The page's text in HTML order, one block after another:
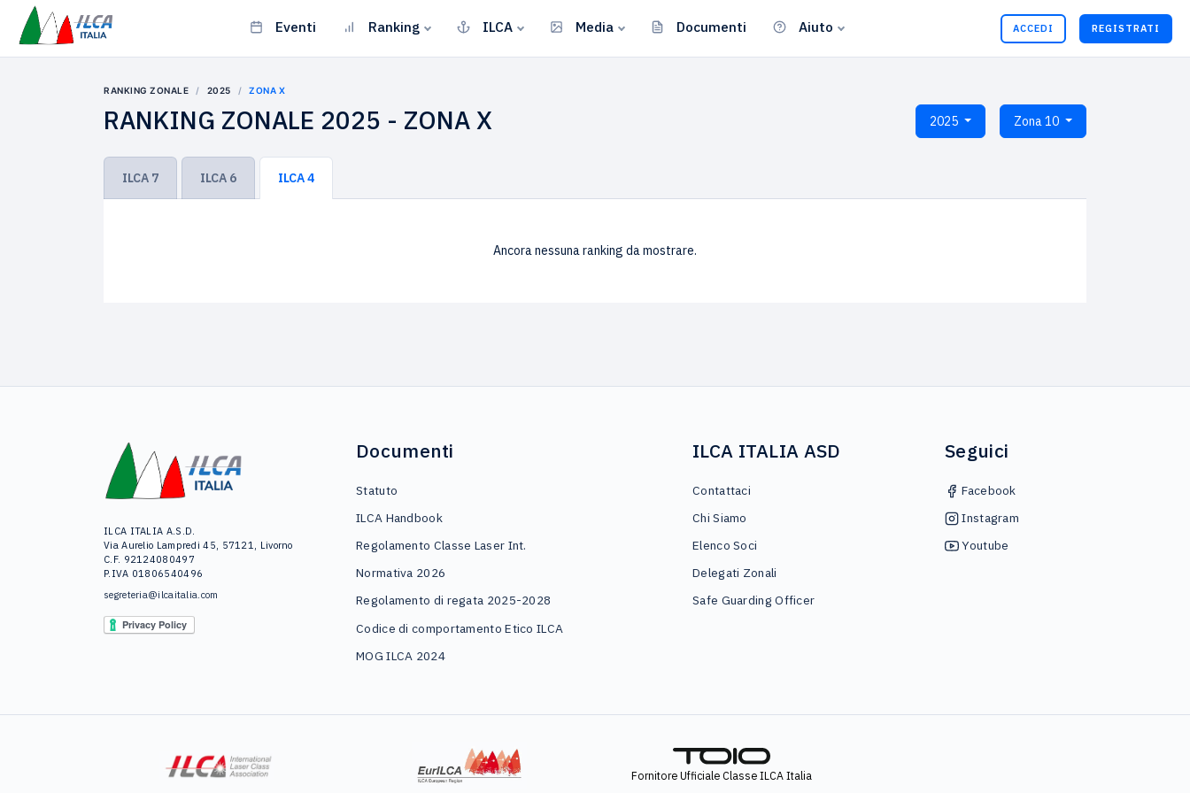
Eventi Ranking ILCA Media Documenti Aiuto ACCEDI REGISTRATI
RANKING ZONALE 2025 ZONA X
RANKING ZONALE 2025 - ZONA X 2025 Zona 10
ILCA 7 ILCA 6 ILCA 4
Ancora nessuna ranking da mostrare.
ILCA ITALIA A.S.D.
Via Aurelio Lampredi 45, 57121, Livorno
C.F. 92124080497
P.IVA 01806540496
segreteria@ilcaitalia.com
Documenti
Statuto
ILCA Handbook
Regolamento Classe Laser Int.
Normativa 2026
Regolamento di regata 2025-2028
Codice di comportamento Etico ILCA
MOG ILCA 2024
ILCA ITALIA ASD
Contattaci
Chi Siamo
Elenco Soci
Delegati Zonali
Safe Guarding Officer
Seguici
Facebook
Instagram
Youtube
Fornitore Ufficiale Classe ILCA Italia